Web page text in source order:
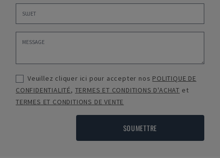
Veuillez cliquer ici pour accepter nos POLITIQUE DE
CONFIDENTIALITÉ, TERMES ET CONDITIONS D'ACHAT et
TERMES ET CONDITIONS DE VENTE
SOUMETTRE